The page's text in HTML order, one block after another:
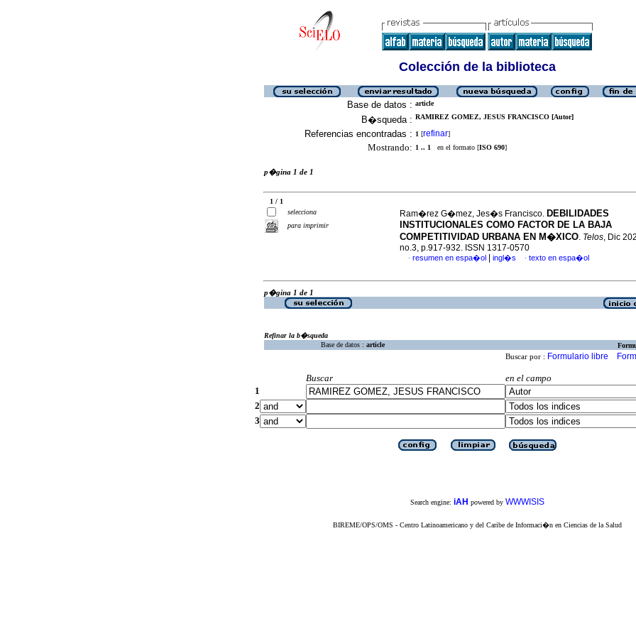
Colección de la biblioteca
Base de datos : article
B�squeda : RAMIREZ GOMEZ, JESUS FRANCISCO [Autor]
Referencias encontradas : 1 [refinar]
Mostrando: 1 .. 1 en el formato [ISO 690]
p�gina 1 de 1
1 / 1
selecciona
para imprimir
Ram�rez G�mez, Jes�s Francisco. DEBILIDADES
INSTITUCIONALES COMO FACTOR DE LA BAJA
COMPETITIVIDAD URBANA EN M�XICO. Telos, Dic
no.3, p.917-932. ISSN 1317-0570
· resumen en espa�ol ingl�s · texto en espa�ol
p�gina 1 de 1
Refinar la b�squeda
Base de datos : article
Buscar por : Formulario libre
Buscar
en el campo
1
2
3
Search engine: iAH powered by WWWISIS
BIREME/OPS/OMS - Centro Latinoamericano y del Caribe de Informaci�n en Ciencias de la Salud